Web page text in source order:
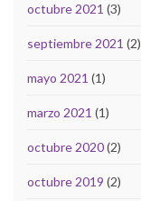
octubre 2021 (3)
septiembre 2021 (2)
mayo 2021 (1)
marzo 2021 (1)
octubre 2020(2)
octubre 2019 (2)